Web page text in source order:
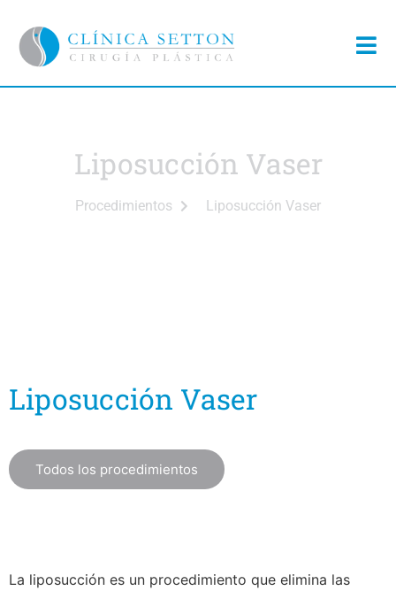
Liposucción Vaser
Procedimientos Liposucción Vaser
Liposucción Vaser
Todos los procedimientos
La liposucción es un procedimiento que elimina las